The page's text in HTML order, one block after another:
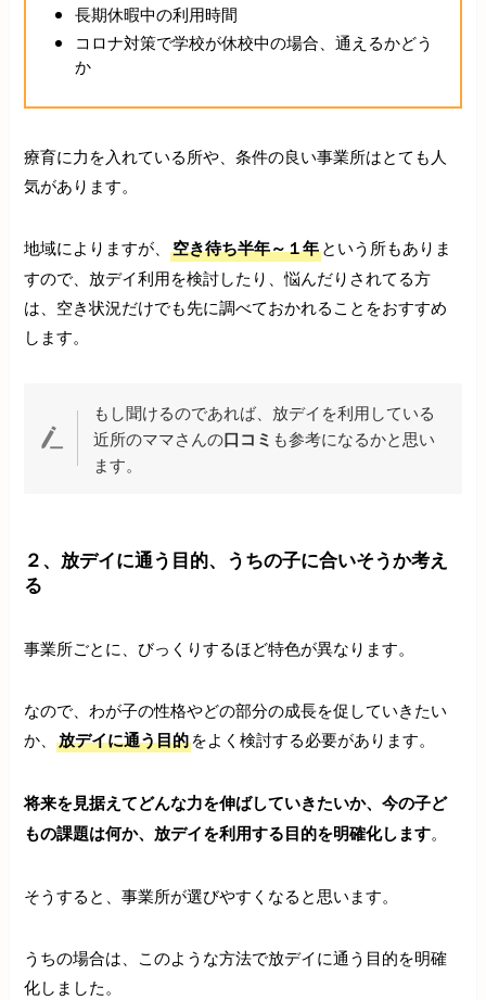
長期休暇中の利用時間
コロナ対策で学校が休校中の場合、通えるかどう
か
療育に力を入れている所や、条件の良い事業所はとても人
気があります。
地域によりますが、空き待ち半年～１年という所もありま
すので、放デイ利用を検討したり、悩んだりされてる方
は、空き状況だけでも先に調べておかれることをおすすめ
します。
もし聞けるのであれば、放デイを利用している
近所のママさんの口コミ も参考になるかと思い
ます。
２、放デイに通う目的、うちの子に合いそうか考え
る
事業所ごとに、びっくりするほど特色が異なります。
なので、わが子の性格やどの部分の成長を促していきたい
か、放デイに通う目的をよく検討する必要があります。
将来を見据えてどんな力を伸ばしていきたいか、今の子ど
もの課題は何か、放デイを利用する目的を明確化します。
そうすると、事業所が選びやすくなると思います。
うちの場合は、このような方法で放デイに通う目的を明確
化しました。